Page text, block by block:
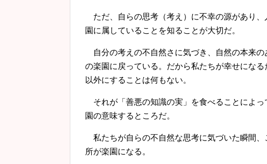
ただ、自らの思考（考え）に不幸の源があり
園に属していることを知ることが大切だ。
自分の考えの不自然さに気づき、自然の本来
の楽園に戻っている。だから私たちが幸せにな
以外にすることは何もない。
それが「善悪の知識の実」を食べることによ
園の意味するところだ。
私たちが自らの不自然な思考に気づいた瞬間
所が楽園になる。